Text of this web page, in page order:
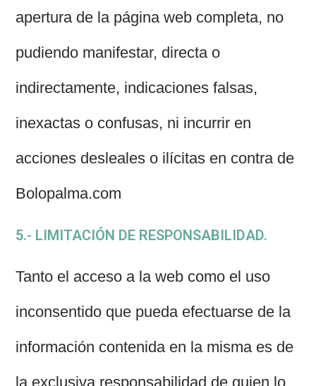
apertura de la página web completa, no
pudiendo manifestar, directa o
indirectamente, indicaciones falsas,
inexactas o confusas, ni incurrir en
acciones desleales o ilícitas en contra de
Bolopalma.com
5.- LIMITACIÓN DE RESPONSABILIDAD.
Tanto el acceso a la web como el uso
inconsentido que pueda efectuarse de la
información contenida en la misma es de
la exclusiva responsabilidad de quien lo